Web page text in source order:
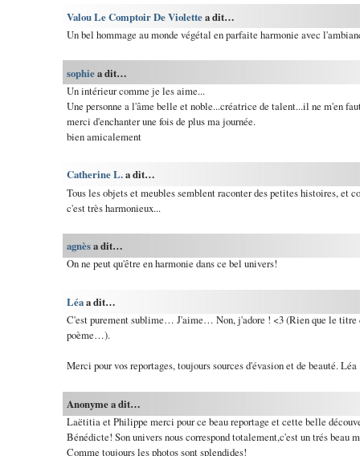
Valou Le Comptoir De Violettea dit…
Un bel hommage au monde végétal en parfaite harmonie avec
sophiea dit…
Un intérieur comme je les aime...
Une personne a l'âme belle et noble...créatrice de talent...il ne m'en
merci d'enchanter une fois de plus ma journée.
bien amicalement
Catherine L.a dit…
Tous les objets et meubles semblent raconter des petites histoires, et
c'est très harmonieux...
agnèsa dit…
On ne peut qu'être en harmonie dans ce bel univers!
Léaa dit…
C'est purement sublime… J'aime… Non, j'adore ! <3 (Rien que le titre
poème…).
Merci pour vos reportages, toujours sources d'évasion et de beauté. Léa
Anonyme a dit…
Laëtitia et Philippe merci pour ce beau reportage et cette belle
Bénédicte! Son univers nous correspond totalement,c'est un trés beau
Comme toujours les photos sont splendides!